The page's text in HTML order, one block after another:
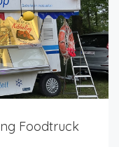
Foodtruck